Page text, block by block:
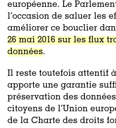
européenne. Le
l’occasion de saluer les
améliorer ce bouclier d
26 mai 2016 sur les flux
données.
Il reste toutefois attentif
apporte une garantie
préservation des
citoyens de l’Union
de la Charte des droits